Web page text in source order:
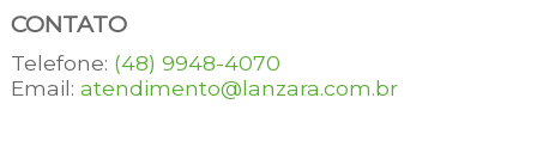
CONTATO
Telefone: (48) 9948-4070
Email: atendimento@lanzara.com.br